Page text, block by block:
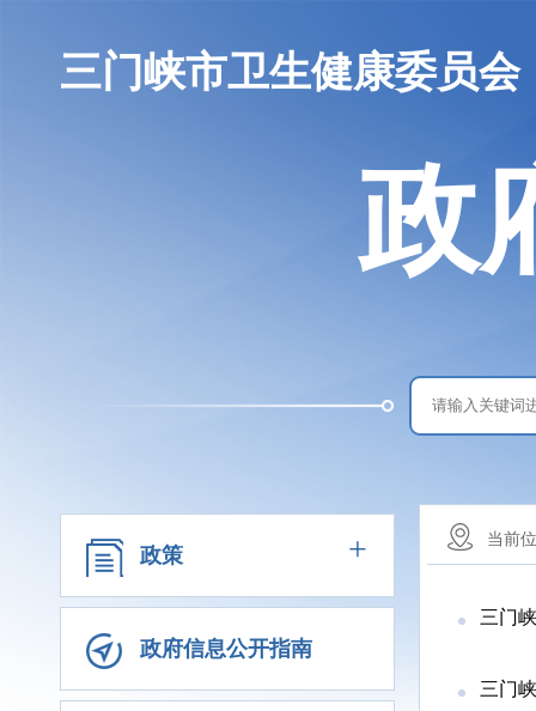
三门峡市卫生健康委员会
政
政策 +
政府信息公开指南
当前
三门峡
三门